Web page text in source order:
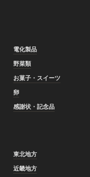
電化製品
野菜類
お菓子・スイーツ
卵
感謝状・記念品
東北地方
近畿地方